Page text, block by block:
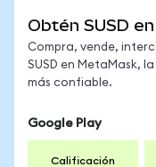
Obtén SUSD
Compra, vende,
SUSD en MetaMask,
más confiable.
Google Play
Calificación